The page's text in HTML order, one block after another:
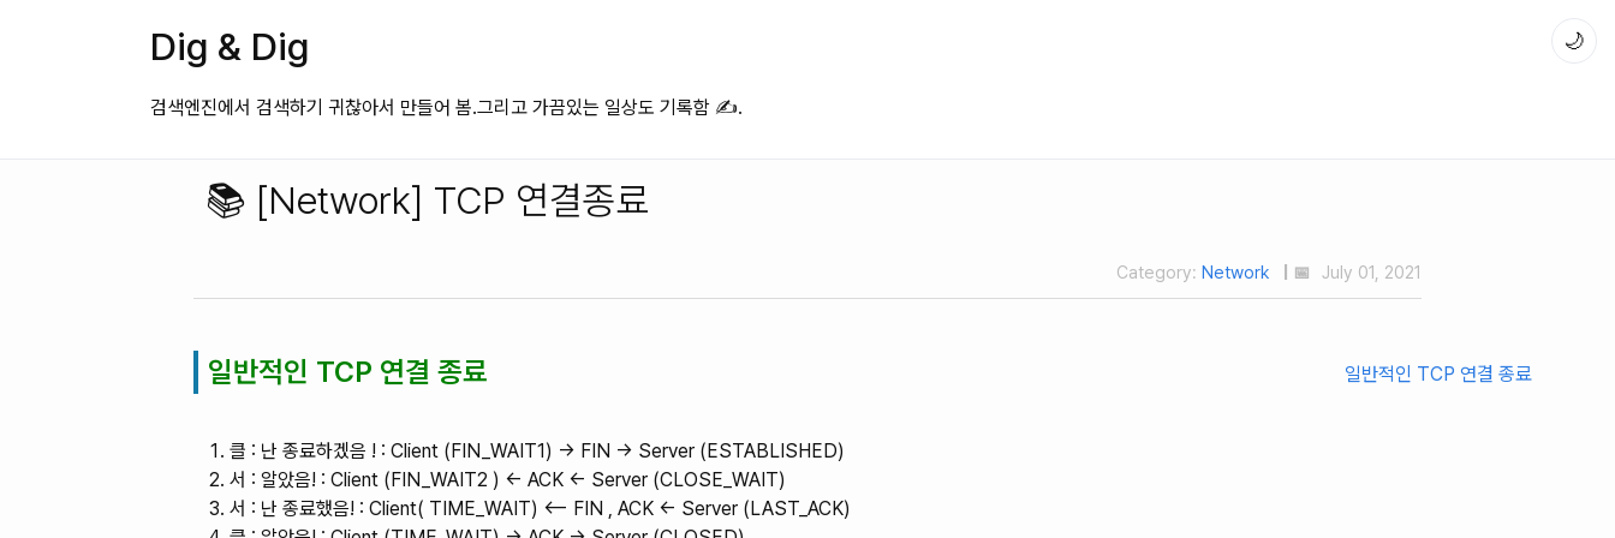
Dig & Dig
검색엔진에서 검색하기 귀찮아서 만들어 봄.그리고 가끔있는 일상도 기록함 ✍️.
🌙
📚 [Network] TCP 연결종료
Category: Network | 📅 July 01, 2021
일반적인 TCP 연결 종료
일반적인 TCP 연결 종료
클 : 난 종료하겠음 ! : Client (FIN_WAIT1) -> FIN -> Server (ESTABLISHED)
서 : 알았음! : Client (FIN_WAIT2 ) <- ACK <- Server (CLOSE_WAIT)
서 : 난 종료했음! : Client( TIME_WAIT) <– FIN , ACK <- Server (LAST_ACK)